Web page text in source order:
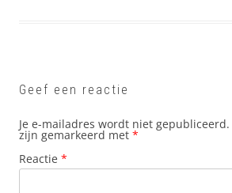
Geef een reactie
Je e-mailadres wordt niet gepubliceerd.
zijn gemarkeerd met *
Reactie *